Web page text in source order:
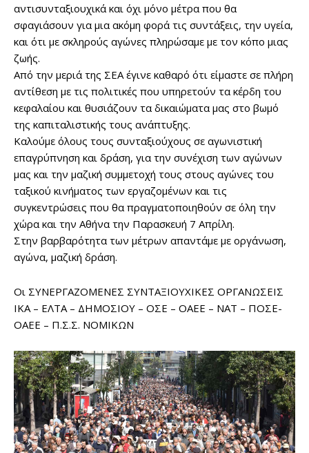
αντισυνταξιουχικά και όχι μόνο μέτρα που θα
σφαγιάσουν για μια ακόμη φορά τις συντάξεις, την υγεία,
και ότι με σκληρούς αγώνες πληρώσαμε με τον κόπο μιας
ζωής.
Από την μεριά της ΣΕΑ έγινε καθαρό ότι είμαστε σε πλήρη
αντίθεση με τις πολιτικές που υπηρετούν τα κέρδη του
κεφαλαίου και θυσιάζουν τα δικαιώματα μας στο βωμό
της καπιταλιστικής τους ανάπτυξης.
Καλούμε όλους τους συνταξιούχους σε αγωνιστική
επαγρύπνηση και δράση, για την συνέχιση των αγώνων
μας και την μαζική συμμετοχή τους στους αγώνες του
ταξικού κινήματος των εργαζομένων και τις
συγκεντρώσεις που θα πραγματοποιηθούν σε όλη την
χώρα και την Αθήνα την Παρασκευή 7 Απρίλη.
Στην βαρβαρότητα των μέτρων απαντάμε με οργάνωση,
αγώνα, μαζική δράση.
Οι ΣΥΝΕΡΓΑΖΟΜΕΝΕΣ ΣΥΝΤΑΞΙΟΥΧΙΚΕΣ ΟΡΓΑΝΩΣΕΙΣ
ΙΚΑ – ΕΛΤΑ – ΔΗΜΟΣΙΟΥ – ΟΣΕ – OAEE – ΝΑΤ – ΠΟΣΕ-
ΟΑΕΕ – Π.Σ.Σ. ΝΟΜΙΚΩΝ